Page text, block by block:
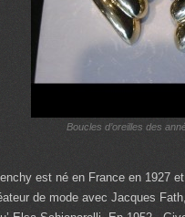
Boucles d’oreilles des
est né en France en 1927
de mode avec Jacques